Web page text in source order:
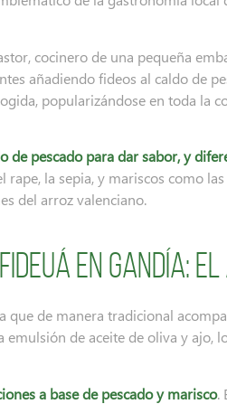
cocinero de una pequeña
añadiendo fideos al caldo de
popularizándose en toda la
de pescado para dar sabor, y
la sepia, y mariscos como
del arroz valenciano.
en Gandía:
de manera tradicional
emulsión de aceite de oliva y ajo,
a base de pescado y marisco.